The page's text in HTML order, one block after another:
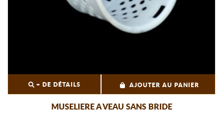
+ DE DÉTAILS AJOUTER AU PANIER
MUSELIERE A VEAU SANS BRIDE